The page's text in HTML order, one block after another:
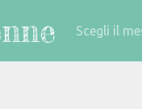
Scegli il